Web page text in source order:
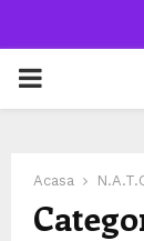
PRIMARY
Acasa